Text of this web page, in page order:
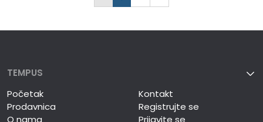
TEMPUS
Početak
Prodavnica
Kontakt
Registrujte se